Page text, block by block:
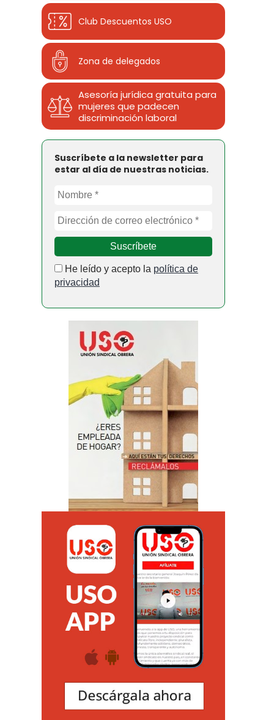
Club Descuentos USO
Zona de delegados
Asesoría jurídica gratuita para
mujeres que padecen
discriminación laboral
Suscríbete a la newsletter para
estar al día de nuestras noticias.
He leído y acepto la política de
privacidad